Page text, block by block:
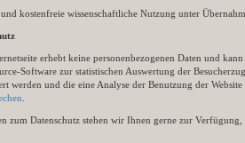
kostenfreie wissenschaftliche Nutzung unter
erhebt keine personenbezogenen Daten und
Software zur statistischen Auswertung der
werden und die eine Analyse der Benutzung der
zum Datenschutz stehen wir Ihnen gerne zur